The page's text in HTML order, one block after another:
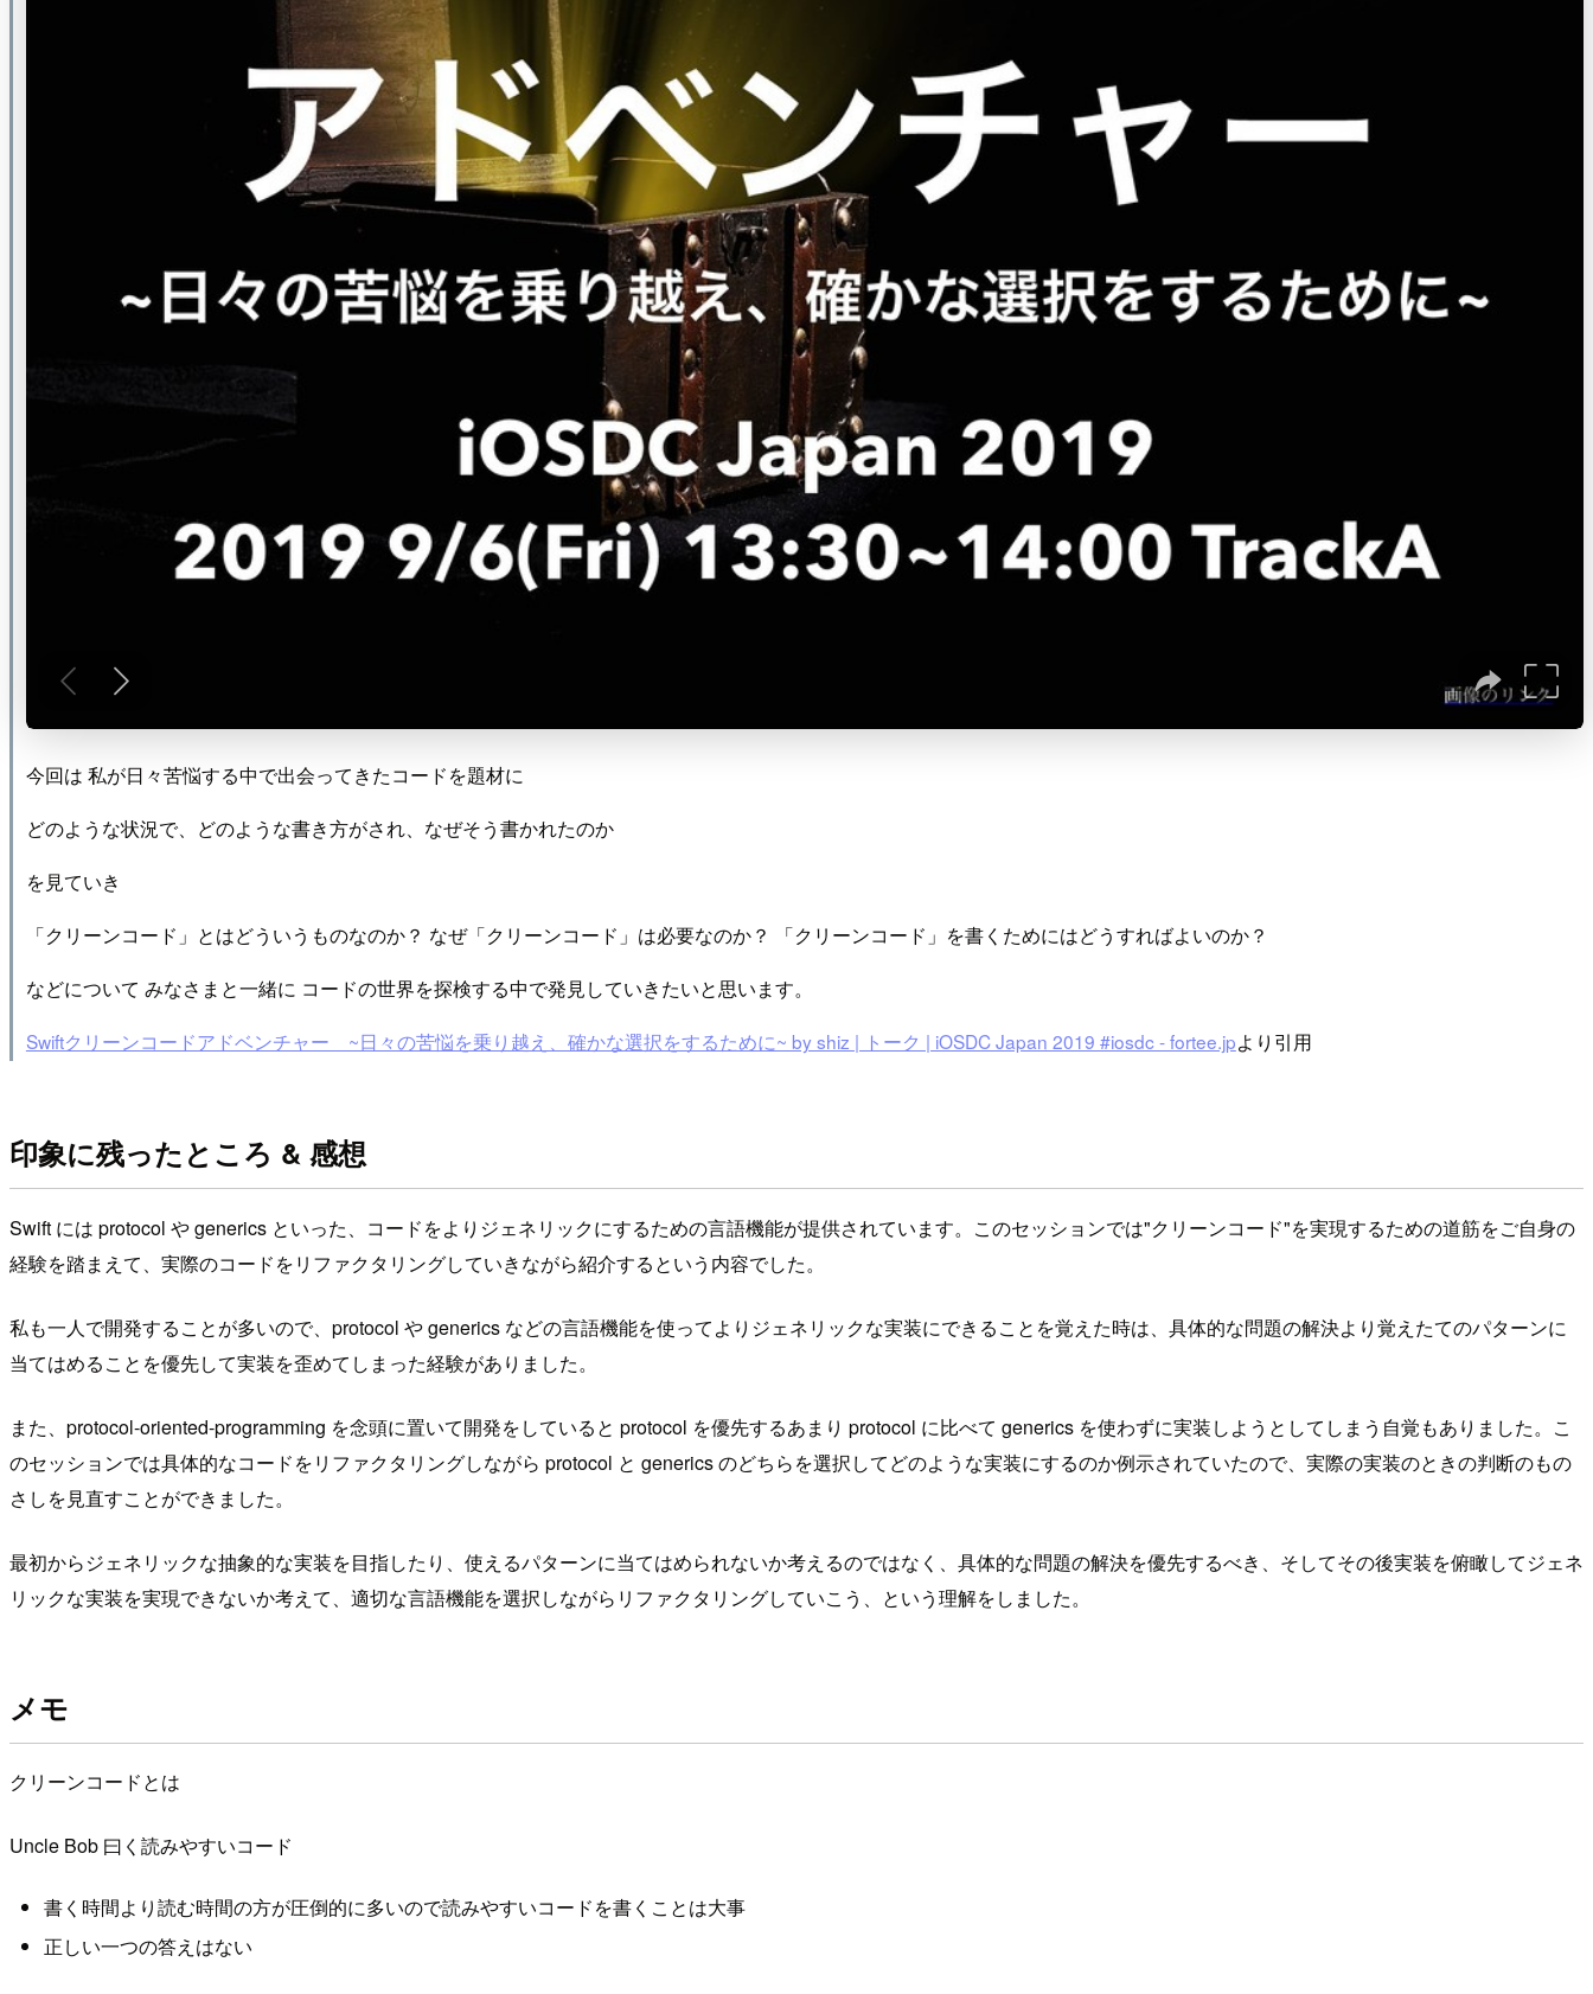
今回は 私が日々苦悩する中で出会ってきたコードを題材に
どのような状況で、どのような書き方がされ、なぜそう書かれたのか
を見ていき
「クリーンコード」とはどういうものなのか？ なぜ「クリーンコード」は必要なのか？ 「クリーンコード」を書くためにはどうすればよいのか？
などについて みなさまと一緒に コードの世界を探検する中で発見していきたいと思います。
Swiftクリーンコードアドベンチャー ~日々の苦悩を乗り越え、確かな選択をするために~ by shiz | トーク | iOSDC Japan 2019 #iosdc - fortee.jpより引用
印象に残ったところ & 感想
Swift には protocol や generics といった、コードをよりジェネリックにするための言語機能が提供されています。このセッションでは"クリーンコード"を実現するための道筋をご自身の
経験を踏まえて、実際のコードをリファクタリングしていきながら紹介するという内容でした。
私も一人で開発することが多いので、protocol や generics などの言語機能を使ってよりジェネリックな実装にできることを覚えた時は、具体的な問題の解決より覚えたてのパターンに
当てはめることを優先して実装を歪めてしまった経験がありました。
また、protocol-oriented-programming を念頭に置いて開発をしていると protocol を優先するあまり protocol に比べて generics を使わずに実装しようとしてしまう自覚もありました。こ
のセッションでは具体的なコードをリファクタリングしながら protocol と generics のどちらを選択してどのような実装にするのか例示されていたので、実際の実装のときの判断のもの
さしを見直すことができました。
最初からジェネリックな抽象的な実装を目指したり、使えるパターンに当てはめられないか考えるのではなく、具体的な問題の解決を優先するべき、そしてその後実装を俯瞰してジェネ
リックな実装を実現できないか考えて、適切な言語機能を選択しながらリファクタリングしていこう、という理解をしました。
メモ
クリーンコードとは
Uncle Bob 曰く読みやすいコード
書く時間より読む時間の方が圧倒的に多いので読みやすいコードを書くことは大事
正しい一つの答えはない